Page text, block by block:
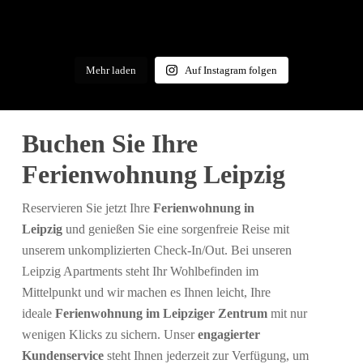
Mehr laden Auf Instagram folgen
Buchen Sie Ihre
Ferienwohnung Leipzig
Reservieren Sie jetzt Ihre Ferienwohnung in
Leipzigund genießen Sie eine sorgenfreie Reise mit
unserem unkomplizierten Check-In/Out. Bei unseren
Leipzig Apartments steht Ihr Wohlbefinden im
Mittelpunkt und wir machen es Ihnen leicht, Ihre
ideale Ferienwohnung im Leipziger Zentrummit nur
wenigen Klicks zu sichern. Unserengagierter
Kundenservicesteht Ihnen jederzeit zur Verfügung, um